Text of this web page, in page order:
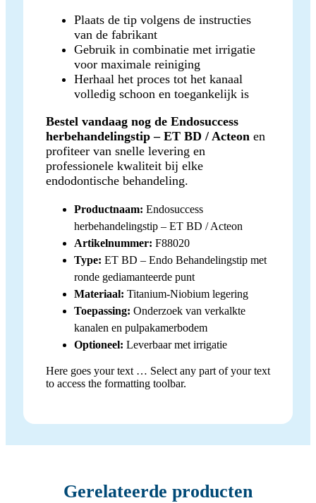
Plaats de tip volgens de instructies
van de fabrikant
Gebruik in combinatie met irrigatie
voor maximale reiniging
Herhaal het proces tot het kanaal
volledig schoon en toegankelijk is
Bestel vandaag nog de Endosuccess
herbehandelingstip – ET BD / Acteon en
profiteer van snelle levering en
professionele kwaliteit bij elke
endodontische behandeling.
Productnaam: Endosuccess
herbehandelingstip – ET BD / Acteon
Artikelnummer: F88020
Type: ET BD – Endo Behandelingstip met
ronde gediamanteerde punt
Materiaal: Titanium-Niobium legering
Toepassing: Onderzoek van verkalkte
kanalen en pulpakamerbodem
Optioneel: Leverbaar met irrigatie
Here goes your text … Select any part of your text
to access the formatting toolbar.
Gerelateerde producten